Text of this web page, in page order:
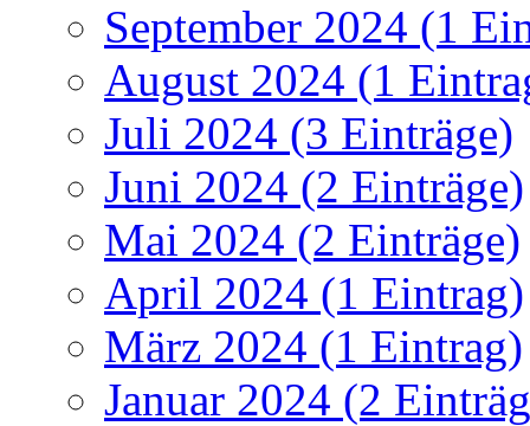
September 2024 (1
August 2024 (1
Juli 2024 (3 Einträge)
Juni 2024 (2 Einträge)
Mai 2024 (2 Einträge)
April 2024 (1 Eintrag)
März 2024 (1 Eintrag)
Januar 2024 (2